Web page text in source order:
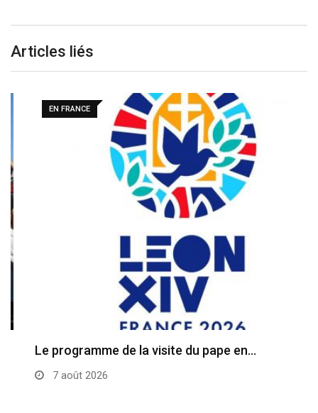
Articles liés
EN FRANCE
Le programme de la visite du pape en…
7 août 2026